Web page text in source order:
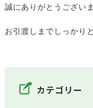
誠にありがとうございま
お引渡しまでしっかり
カテゴリー